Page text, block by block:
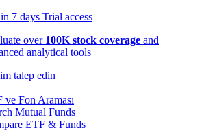
7 days Trial access
over 100K stock coverage and
analytical tools
talep edin
ve Fon Araması
Mutual Funds
ETF & Funds